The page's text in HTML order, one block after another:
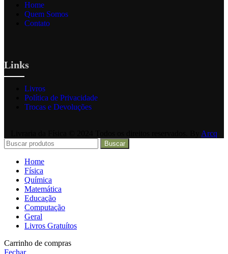
Home
Quem Somos
Contato
Links
Livros
Política de Privacidade
Trocas e Devoluções
Arcq
Buscar
Home
Física
Química
Matemática
Educação
Computação
Geral
Livros Gratuítos
Carrinho de compras
Fechar